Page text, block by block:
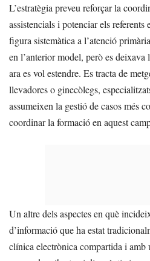
L’estratègia preveu reforçar la
assistencials i potenciar els
figura sistemàtica a l’atenció
en l’anterior model, però es deixava
ara es vol estendre. Es tracta de
llevadores o ginecòlegs,
assumeixen la gestió de casos més
coordinar la formació en aquest
Un altre dels aspectes en què
d’informació que ha estat
clínica electrònica compartida i amb